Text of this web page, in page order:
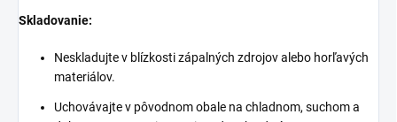
Skladovanie:
Neskladujte v blízkosti zápalných zdrojov alebo horľavých
materiálov.
Uchovávajte v pôvodnom obale na chladnom, suchom a